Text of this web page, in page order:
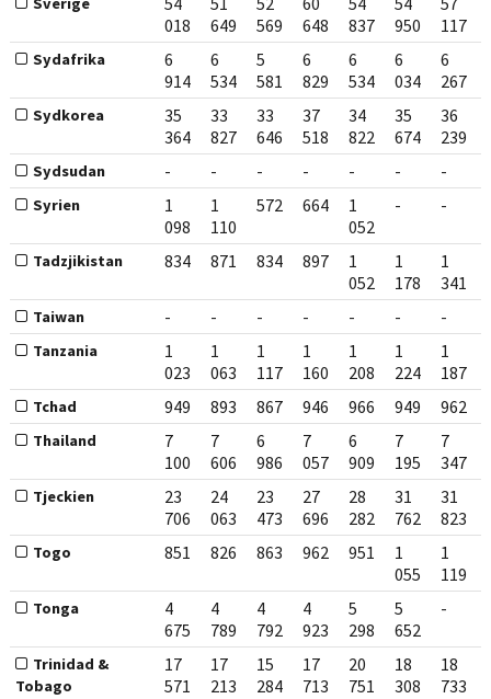
018
649
569
648
837
950
117
Sydafrika
6
914
6
534
5
581
6
829
6
534
6
034
6
267
Sydkorea
35
364
33
827
33
646
37
518
34
822
35
674
36
239
Sydsudan - - - - - - -
Syrien
1
098
1
110
572 664
1
052
- -
Tadzjikistan 834 871 834 897
1
052
1
178
1
341
Taiwan - - - - - - -
Tanzania
1
023
1
063
1
117
1
160
1
208
1
224
1
187
Tchad 949 893 867 946 966 949 962
Thailand
7
100
7
606
6
986
7
057
6
909
7
195
7
347
Tjeckien
23
706
24
063
23
473
27
696
28
282
31
762
31
823
Togo 851 826 863 962 951
1
055
1
119
Tonga
4
675
4
789
4
792
4
923
5
298
5
652
-
Trinidad &
Tobago
17
571
17
213
15
284
17
713
20
751
18
308
18
733